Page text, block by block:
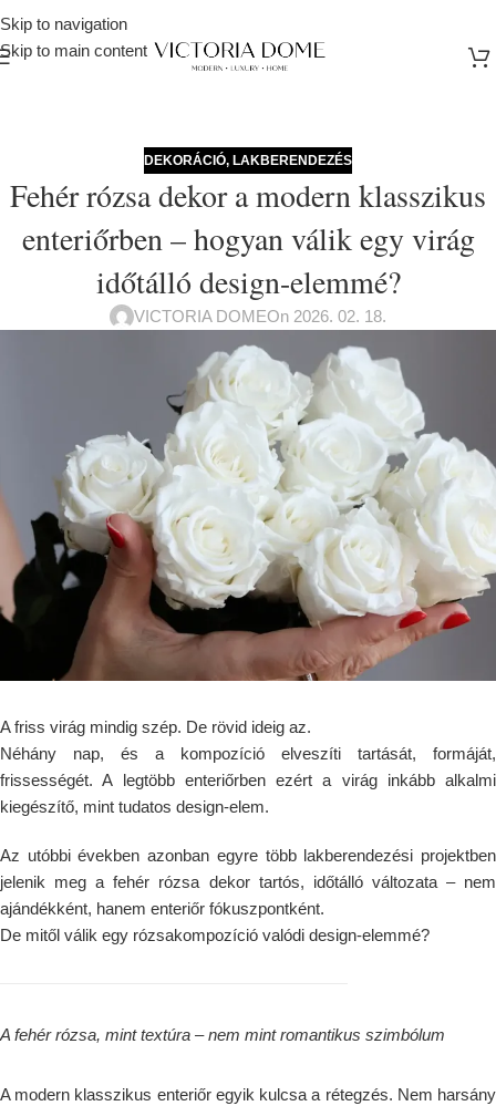
Skip to navigation
Skip to main content
DEKORÁCIÓ, LAKBERENDEZÉS
Fehér rózsa dekor a modern klasszikus
enteriőrben – hogyan válik egy virág
időtálló design-elemmé?
VICTORIA DOMEOn 2026. 02. 18.
A friss virág mindig szép. De rövid ideig az.
Néhány nap, és a kompozíció elveszíti tartását, formáját,
frissességét. A legtöbb enteriőrben ezért a virág inkább alkalmi
kiegészítő, mint tudatos design-elem.
Az utóbbi években azonban egyre több lakberendezési projektben
jelenik meg a fehér rózsa dekor tartós, időtálló változata – nem
ajándékként, hanem enteriőr fókuszpontként.
De mitől válik egy rózsakompozíció valódi design-elemmé?
A fehér rózsa, mint textúra – nem mint romantikus szimbólum
A modern klasszikus enteriőr egyik kulcsa a rétegzés. Nem harsány